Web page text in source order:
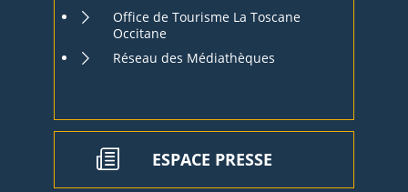
Office de Tourisme La Toscane
Occitane
Réseau des Médiathèques
ESPACE PRESSE